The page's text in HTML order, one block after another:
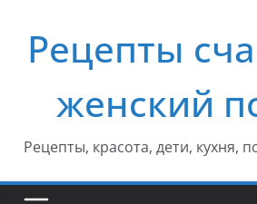
содержимому
Рецепты
женский
Рецепты, красота, дети, кухня,